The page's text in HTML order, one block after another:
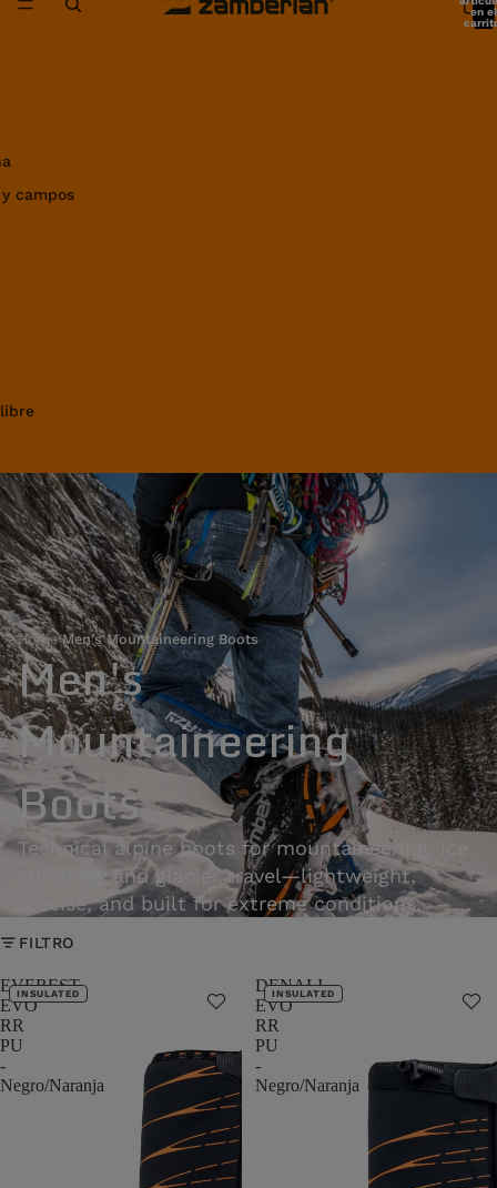
campos
en el
Home›Men's Mountaineering Boots
Men's
Mountaineering
Boots
Technical alpine boots for mountaineering, ice
climbing, and glacier travel—lightweight,
precise, and built for extreme conditions.
FILTRO
EVEREST
EVO
RR
PU
-
Negro/Naranja
INSULATED
DENALI
EVO
RR
PU
-
Negro/Naranja
INSULATED